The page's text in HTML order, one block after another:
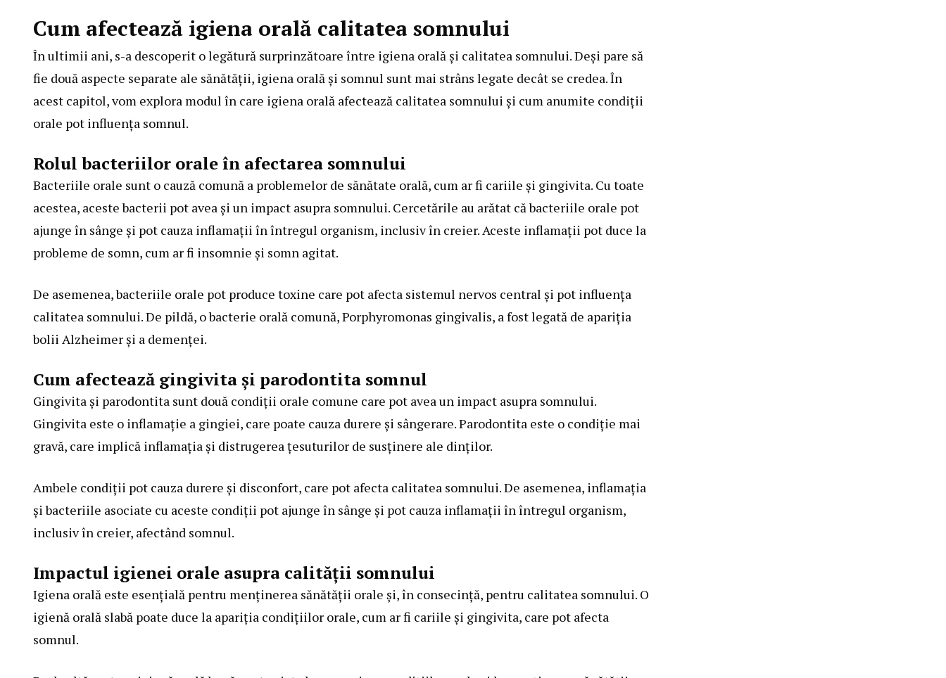
Cum afectează igiena orală calitatea somnului
În ultimii ani, s-a descoperit o legătură surprinzătoare între igiena orală și calitatea somnului. Deși pare să
fie două aspecte separate ale sănătății, igiena orală și somnul sunt mai strâns legate decât se credea. În
acest capitol, vom explora modul în care igiena orală afectează calitatea somnului și cum anumite condiții
orale pot influența somnul.
Rolul bacteriilor orale în afectarea somnului
Bacteriile orale sunt o cauză comună a problemelor de sănătate orală, cum ar fi cariile și gingivita. Cu toate
acestea, aceste bacterii pot avea și un impact asupra somnului. Cercetările au arătat că bacteriile orale pot
ajunge în sânge și pot cauza inflamații în întregul organism, inclusiv în creier. Aceste inflamații pot duce la
probleme de somn, cum ar fi insomnie și somn agitat.
De asemenea, bacteriile orale pot produce toxine care pot afecta sistemul nervos central și pot influența
calitatea somnului. De pildă, o bacterie orală comună, Porphyromonas gingivalis, a fost legată de apariția
bolii Alzheimer și a demenței.
Cum afectează gingivita și parodontita somnul
Gingivita și parodontita sunt două condiții orale comune care pot avea un impact asupra somnului.
Gingivita este o inflamație a gingiei, care poate cauza durere și sângerare. Parodontita este o condiție mai
gravă, care implică inflamația și distrugerea țesuturilor de susținere ale dinților.
Ambele condiții pot cauza durere și disconfort, care pot afecta calitatea somnului. De asemenea, inflamația
și bacteriile asociate cu aceste condiții pot ajunge în sânge și pot cauza inflamații în întregul organism,
inclusiv în creier, afectând somnul.
Impactul igienei orale asupra calității somnului
Igiena orală este esențială pentru menținerea sănătății orale și, în consecință, pentru calitatea somnului. O
igienă orală slabă poate duce la apariția condițiilor orale, cum ar fi cariile și gingivita, care pot afecta
somnul.